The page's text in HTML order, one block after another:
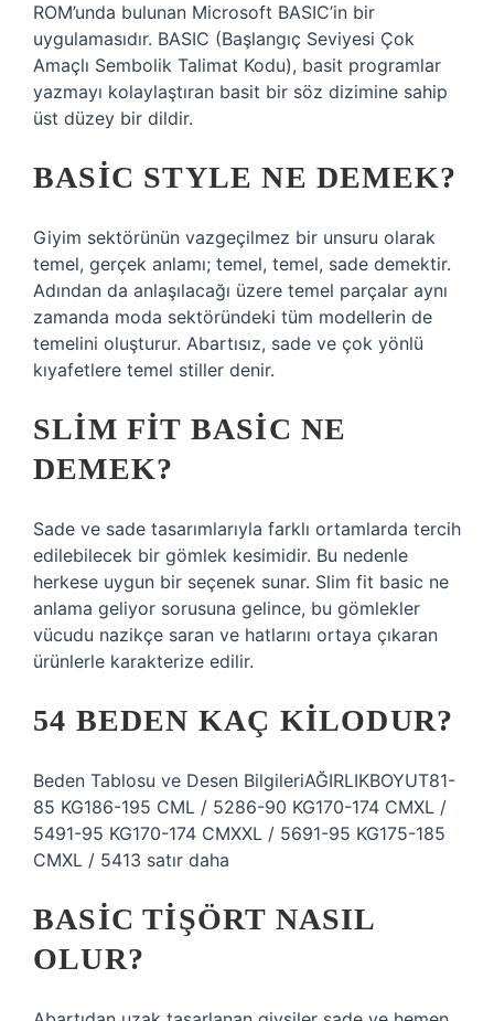
ROM’unda bulunan Microsoft BASIC’in bir
uygulamasıdır. BASIC (Başlangıç ​​Seviyesi Çok
Amaçlı Sembolik Talimat Kodu), basit programlar
yazmayı kolaylaştıran basit bir söz dizimine sahip
üst düzey bir dildir.
BASIC STYLE NE DEMEK?
Giyim sektörünün vazgeçilmez bir unsuru olarak
temel, gerçek anlamı; temel, temel, sade demektir.
Adından da anlaşılacağı üzere temel parçalar aynı
zamanda moda sektöründeki tüm modellerin de
temelini oluşturur. Abartısız, sade ve çok yönlü
kıyafetlere temel stiller denir.
SLIM FIT BASIC NE
DEMEK?
Sade ve sade tasarımlarıyla farklı ortamlarda tercih
edilebilecek bir gömlek kesimidir. Bu nedenle
herkese uygun bir seçenek sunar. Slim fit basic ne
anlama geliyor sorusuna gelince, bu gömlekler
vücudu nazikçe saran ve hatlarını ortaya çıkaran
ürünlerle karakterize edilir.
54 BEDEN KAÇ KILODUR?
Beden Tablosu ve Desen BilgileriAĞIRLIKBOYUT81-
85 KG186-195 CML / 5286-90 KG170-174 CMXL /
5491-95 KG170-174 CMXXL / 5691-95 KG175-185
CMXL / 5413 satır daha
BASIC TIŞÖRT NASIL
OLUR?